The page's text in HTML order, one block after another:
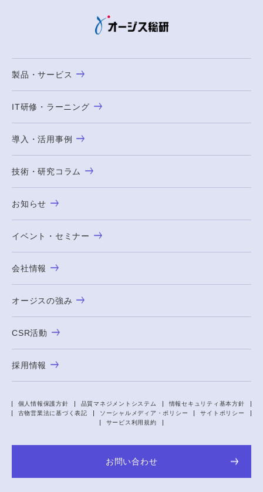
製品・サービス
IT研修・ラーニング
導入・活用事例
技術・研究コラム
お知らせ
イベント・セミナー
会社情報
オージスの強み
CSR活動
採用情報
個人情報保護方針 品質マネジメントシステム
情報セキュリティ基本方針
古物営業法に基づく表記
ソーシャルメディア・ポリシー
サイトポリシー
サービス利用規約
お問い合わせ